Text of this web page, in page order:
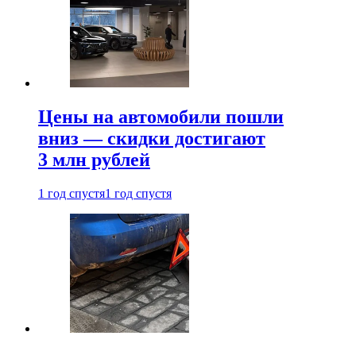
Цены на автомобили пошли
вниз — скидки достигают
3 млн рублей
1 год спустя1 год спустя